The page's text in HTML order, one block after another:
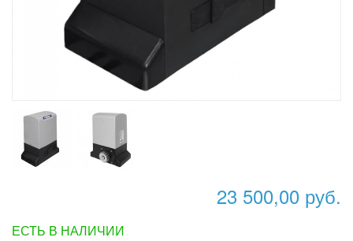
23 500,00 руб.
ЕСТЬ В НАЛИЧИИ